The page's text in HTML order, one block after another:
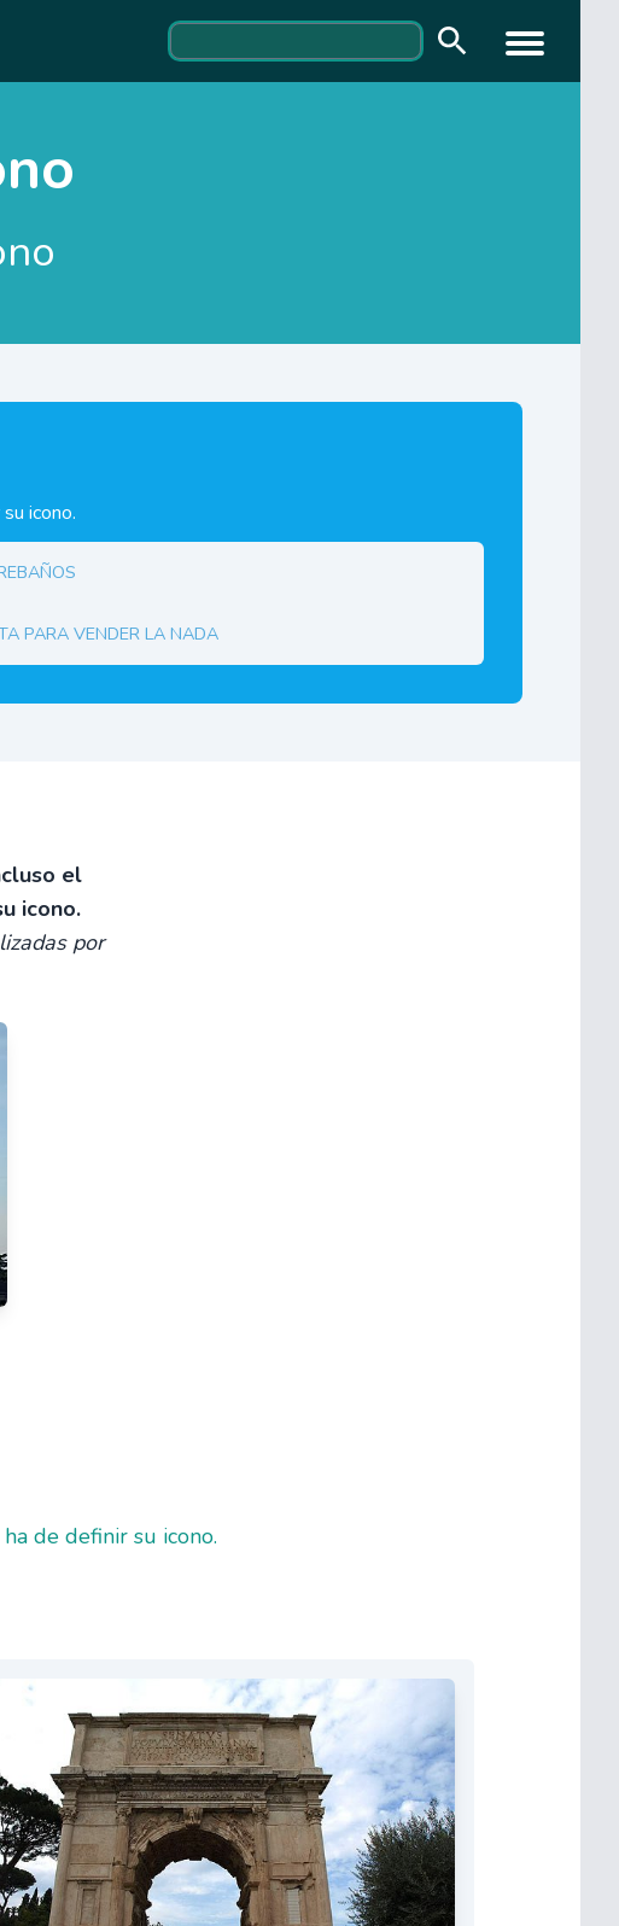
icono.
para vender la nada
el
icono.
por
de definir su icono.